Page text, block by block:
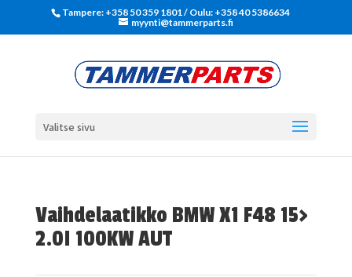
Tampere: +358 50 359 1801‬ / Oulu: +358 40 5386634
myynti@tammerparts.fi
Valitse sivu
Vaihdelaatikko BMW X1 F48 15>
2.0I 100KW AUT